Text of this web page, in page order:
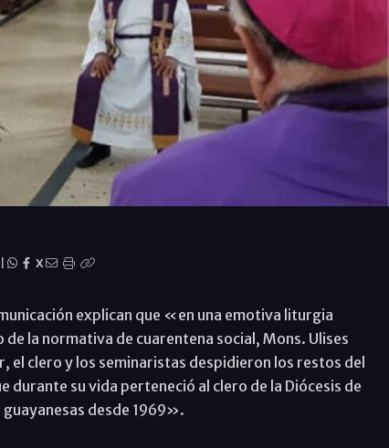
X
explican que «en una emotiva liturgia
la normativa de cuarentena social, Mons. Ulises
el clero y los seminaristas despidieron los restos del
su vida perteneció al clero de la Diócesis de
desde 1969».